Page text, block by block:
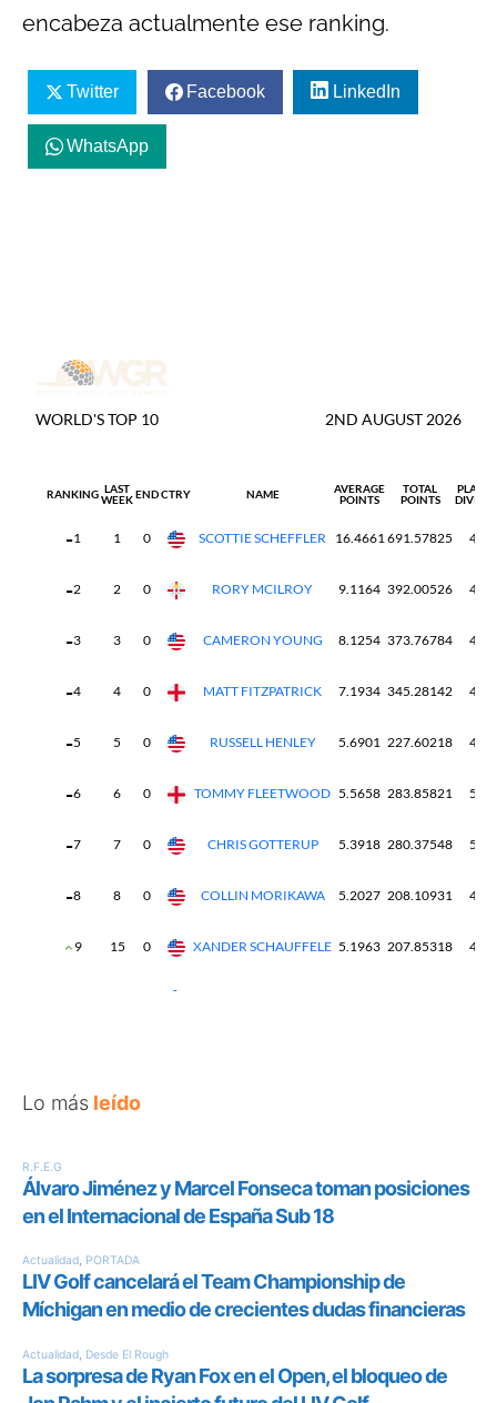
encabeza actualmente ese ranking.
Twitter Facebook LinkedIn
WhatsApp
Lo más leído